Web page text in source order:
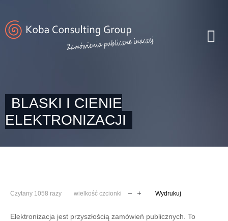
BLASKI I CIENIE
ELEKTRONIZACJI
Czytany 1058 razy wielkość czcionki Wydrukuj
Elektronizacja jest przyszłością zamówień publicznych. To